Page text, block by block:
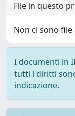
File in questo
Non ci sono
I documenti in
tutti i diritti
indicazione.